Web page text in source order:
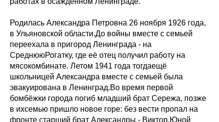
Родилась Александра Петровна 26 ноября 1926 года,
в Ульяновской области.До войны вместе с семьей
переехала в пригород Ленинграда - на
СреднююРогатку, где её отец получил работу на
мясокомбинате. Летом 1941 года тогдаещё
школьницей Александра вместе с семьей была
эвакуирована в Ленинград.Во время первой
бомбёжки города погиб младший брат Сережа, позже
в ихсемью пришло новое горе: без вести пропал на
фронте старший брат Александры - Виктор.Юной